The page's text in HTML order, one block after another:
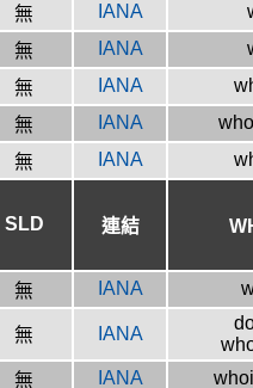
無 IANA
無 IANA
無 IANA
無 IANA
無 IANA
SLD 連結
無 IANA
無 IANA
無 IANA